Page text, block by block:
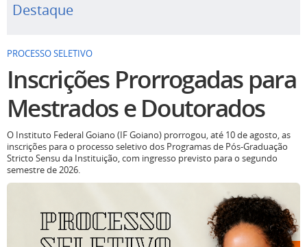
Destaque
PROCESSO SELETIVO
Inscrições Prorrogadas para
Mestrados e Doutorados
O Instituto Federal Goiano (IF Goiano) prorrogou, até 10 de agosto, as
inscrições para o processo seletivo dos Programas de Pós-Graduação
Stricto Sensu da Instituição, com ingresso previsto para o segundo
semestre de 2026.